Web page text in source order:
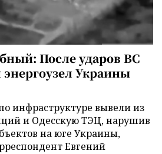
После ударов ВС
Украины
инфраструктуре вывели из
и Одесскую ТЭЦ, нарушив
на юге Украины,
Евгений